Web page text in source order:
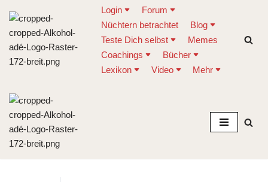
Zum
Inhalt
springen
Login
Forum
Nüchtern betrachtet
Blog
Teste Dich selbst
Memes
Coachings
Bücher
Lexikon
Video Mehr